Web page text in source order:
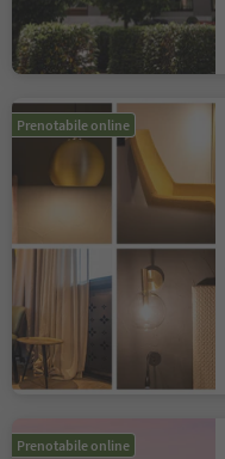
Prenotabile online
Prenotabile online